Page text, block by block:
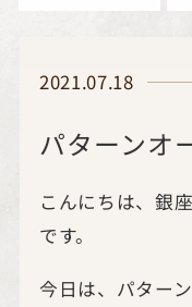
2021.07.18
パターンオ
こんにちは、銀
です。
今日は、パター